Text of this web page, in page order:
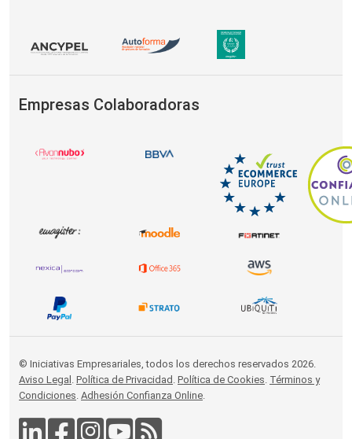
Empresas Colaboradoras
© Iniciativas Empresariales, todos los derechos reservados 2026.
Aviso Legal . Política de Privacidad . Política de Cookies. Términos y
Condiciones. Adhesión Confianza Online.